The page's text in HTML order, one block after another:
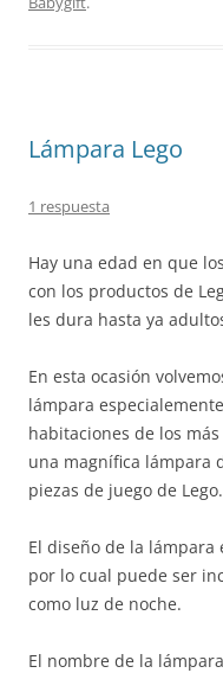
Lámpara Lego
1 respuesta
Hay una edad en que
con los productos de
les dura hasta ya
En esta ocasión
lámpara
habitaciones de los
una magnífica lámpara
piezas de juego de Lego.
El diseño de la lámpara
por lo cual puede ser
como luz de noche.
El nombre de la